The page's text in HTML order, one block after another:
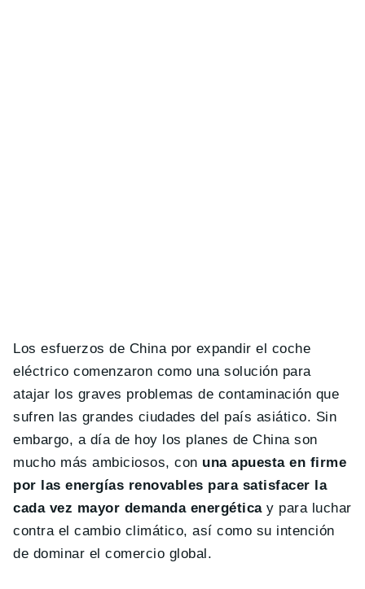
Los esfuerzos de China por expandir el coche
eléctrico comenzaron como una solución para
atajar los graves problemas de contaminación que
sufren las grandes ciudades del país asiático. Sin
embargo, a día de hoy los planes de China son
mucho más ambiciosos, con una apuesta en firme
por las energías renovables para satisfacer la
cada vez mayor demanda energéticay para luchar
contra el cambio climático, así como su intención
de dominar el comercio global.